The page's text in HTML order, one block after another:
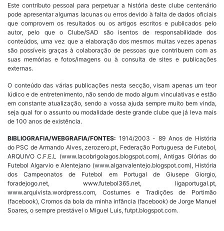
Este contributo pessoal para perpetuar a história deste clube centenário
pode apresentar algumas lacunas ou erros devido à falta de dados oficiais
que comprovem os resultados ou os artigos escritos e publicados pelo
autor, pelo que o Clube/SAD são isentos de responsabilidade dos
conteúdos, uma vez que a elaboração dos mesmos muitas vezes apenas
são possíveis graças à colaboração de pessoas que contribuem com as
suas memórias e fotos/imagens ou à consulta de sites e publicações
externas.
O conteúdo das várias publicações nesta secção, visam apenas um teor
lúdico e de entretenimento, não sendo de modo algum vinculativas e estão
em constante atualização, sendo a vossa ajuda sempre muito bem vinda,
seja qual for o assunto ou modalidade deste grande clube que já leva mais
de 100 anos de existência.
BIBLIOGRAFIA/WEBGRAFIA/FONTES: 1914/2003 - 89 Anos de História
do PSC de Armando Alves, zerozero.pt, Federação Portuguesa de Futebol,
ARQUIVO C.F.E.L (www.lacobrigolagos.blogspot.com), Antigas Glórias do
Futebol Algarvio e Alentejano (www.algarvalentejo.blogspot.com), História
dos Campeonatos de Futebol em Portugal de Giusepe Giorgio,
foradejogo.net, www.futebol365.net, ligaportugal.pt,
www.arquivista.wordpress.com, Costumes e Tradições de Portimão
(facebook), Cromos da bola da minha infância (facebook) de Jorge Manuel
Soares, o sempre prestável o Miguel Luis, futpt.blogspot.com.